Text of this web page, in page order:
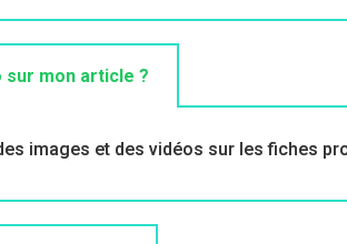
mon article ?
images et des vidéos sur les fiches